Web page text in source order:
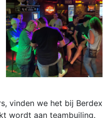
vinden we het bij Berdex
wordt aan teambuiling.